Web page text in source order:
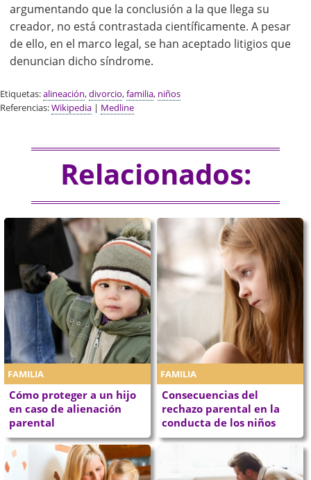
argumentando que la conclusión a la que llega su
creador, no está contrastada científicamente. A pesar
de ello, en el marco legal, se han aceptado litigios que
denuncian dicho síndrome.
Etiquetas:alineación,divorcio,familia, niños
Referencias:Wikipedia | Medline
Relacionados:
FAMILIA
Cómo proteger a un hijo
en caso de alienación
parental
FAMILIA
Consecuencias del
rechazo parental en la
conducta de los niños